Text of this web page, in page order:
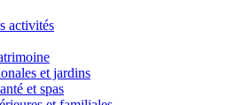
activités
et jardins
et spas